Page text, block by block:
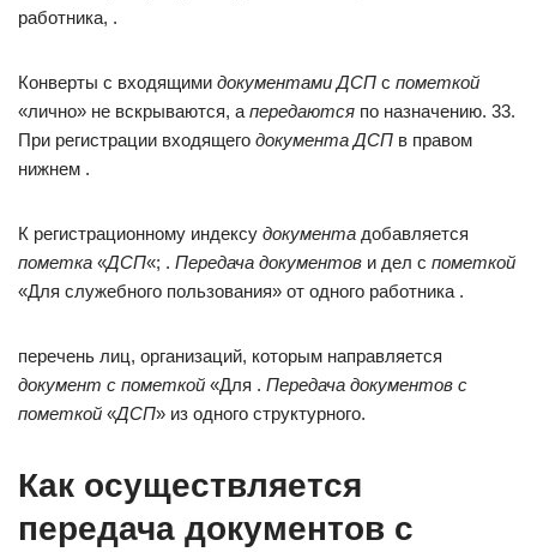
работника, .
Конверты с входящими документами ДСП с пометкой
«лично» не вскрываются, а передаются по назначению. 33.
При регистрации входящего документа ДСП в правом
нижнем .
К регистрационному индексу документа добавляется
пометка «ДСП«; . Передача документов и дел с пометкой
«Для служебного пользования» от одного работника .
перечень лиц, организаций, которым направляется
документ с пометкой «Для . Передача документов с
пометкой «ДСП» из одного структурного.
Как осуществляется
передача документов с